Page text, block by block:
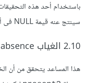
باستخدام أحد هذه
سينتج عنه قيمة NULL فى أغلب الحالات.
2.10 الغياب absence
هذا المساعد يتحقق من أن